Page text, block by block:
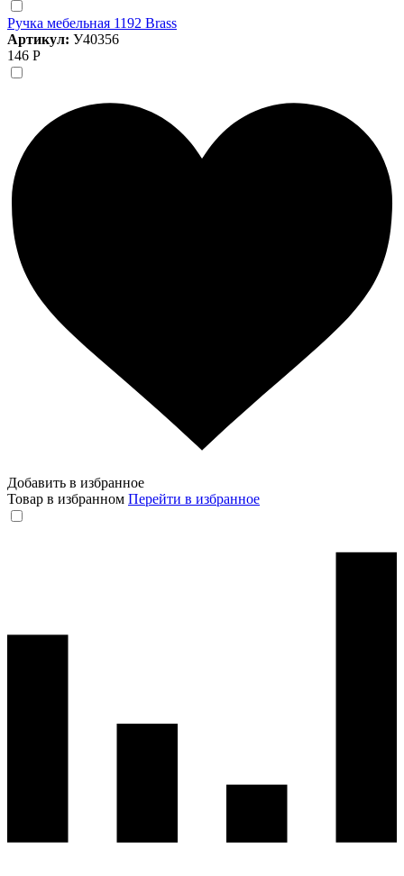
Ручка мебельная 1192 Brass
Артикул: У40356
146 Р
Добавить в избранное
Товар в избранном Перейти в избранное